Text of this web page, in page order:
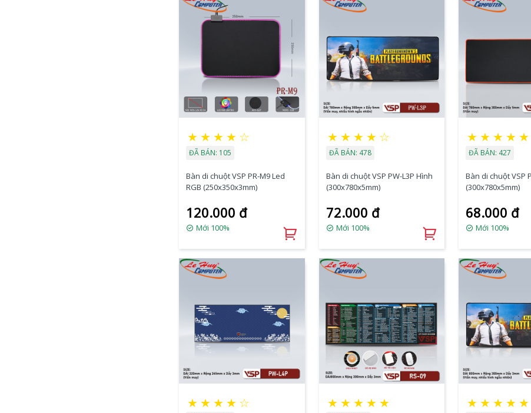
★ ★ ★ ★ ☆
ĐÃ BÁN: 105
Bàn di chuột VSP PR-M9 Led
RGB (250x350x3mm)
120.000 đ
Mới 100%
★ ★ ★ ★ ☆
ĐÃ BÁN: 478
Bàn di chuột VSP PW-L3P Hình
(300x780x5mm)
72.000 đ
Mới 100%
★ ★ ★ ★ ★
ĐÃ BÁN: 427
Bàn di chuột VSP
(300x780x5mm)
68.000 đ
Mới 100%
★ ★ ★ ★ ☆ ★ ★ ★ ★ ★ ★ ★ ★ ★ ★